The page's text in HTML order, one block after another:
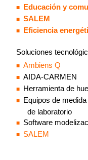
Educación y
SALEM
Eficiencia
Soluciones
Ambiens Q
AIDA-CARMEN
Herramienta de
Equipos de
de laboratorio
Software
SALEM